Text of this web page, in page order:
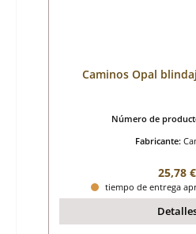
Caminos Opal
Número de
Fabricante:
Precio
25,78 €
tiempo de entrega